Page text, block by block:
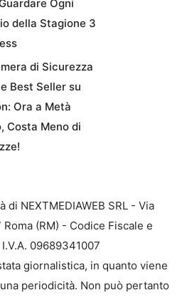
Ogni
della Stagione 3
di Sicurezza
Best Seller su
Ora a Metà
Costa Meno di
NEXTMEDIAWEB SRL - Via
Roma (RM) - Codice Fiscale e
09689341007
giornalistica, in quanto viene
periodicità. Non può pertanto